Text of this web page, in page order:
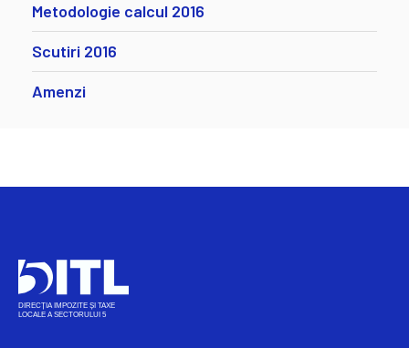
Metodologie calcul 2016
Scutiri 2016
Amenzi